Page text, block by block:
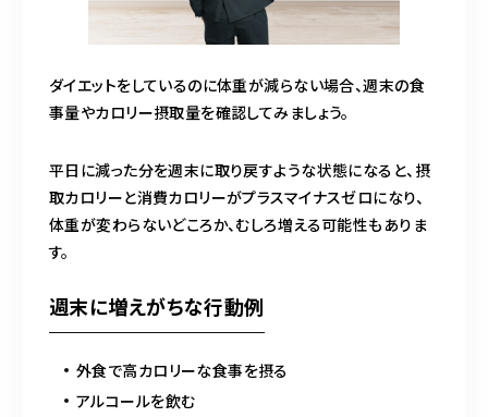
ダイエットをしているのに体重が減らない場合、週末の食
事量やカロリー摂取量を確認してみましょう。
平日に減った分を週末に取り戻すような状態になると、摂
取カロリーと消費カロリーがプラスマイナスゼロになり、
体重が変わらないどころか、むしろ増える可能性もありま
す。
週末に増えがちな行動例
外食で高カロリーな食事を摂る
アルコールを飲む